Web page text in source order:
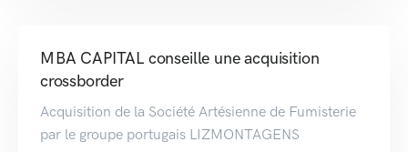
MBA CAPITAL conseille une acquisition
crossborder
Acquisition de la Société Artésienne de Fumisterie
par le groupe portugais LIZMONTAGENS